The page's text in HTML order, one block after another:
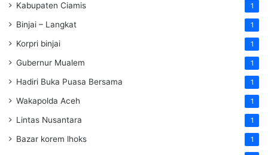
Kabupaten Ciamis 1
Binjai – Langkat 1
Korpri binjai 1
Gubernur Mualem 1
Hadiri Buka Puasa Bersama 1
Wakapolda Aceh 1
Lintas Nusantara 1
Bazar korem lhoks 1